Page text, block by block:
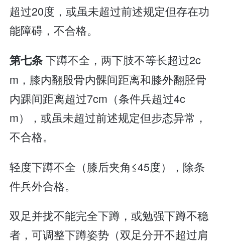
超过20度，或虽未超过前述规定但存在功
能障碍，不合格。
第七条下蹲不全，两下肢不等长超过2c
m，膝内翻股骨内髁间距离和膝外翻胫骨
内踝间距离超过7cm（条件兵超过4c
m），或虽未超过前述规定但步态异常，
不合格。
轻度下蹲不全（膝后夹角≤45度），除条
件兵外合格。
双足并拢不能完全下蹲，或勉强下蹲不稳
者，可调整下蹲姿势（双足分开不超过肩